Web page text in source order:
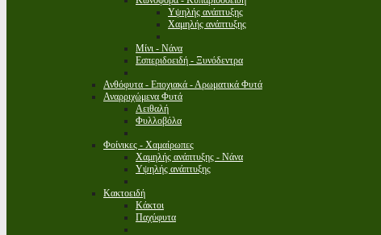
Υψηλής ανάπτυξης
Χαμηλής ανάπτυξης
Μίνι - Νάνα
Εσπεριδοειδή - Ξυνόδεντρα
Ανθόφυτα - Εποχιακά - Αρωματικά Φυτά
Αναρριχώμενα Φυτά
Αειθαλή
Φυλλοβόλα
Φοίνικες - Χαμαίρωπες
Χαμηλής ανάπτυξης - Νάνα
Υψηλής ανάπτυξης
Κακτοειδή
Κάκτοι
Παχύφυτα